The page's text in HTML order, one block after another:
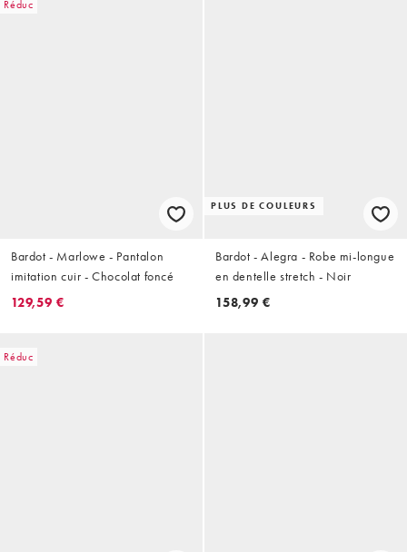
Réduc
Bardot - Marlowe - Pantalon
imitation cuir - Chocolat foncé
129,59 €
PLUS DE COULEURS
Bardot - Alegra - Robe mi-longue
en dentelle stretch - Noir
158,99 €
Réduc